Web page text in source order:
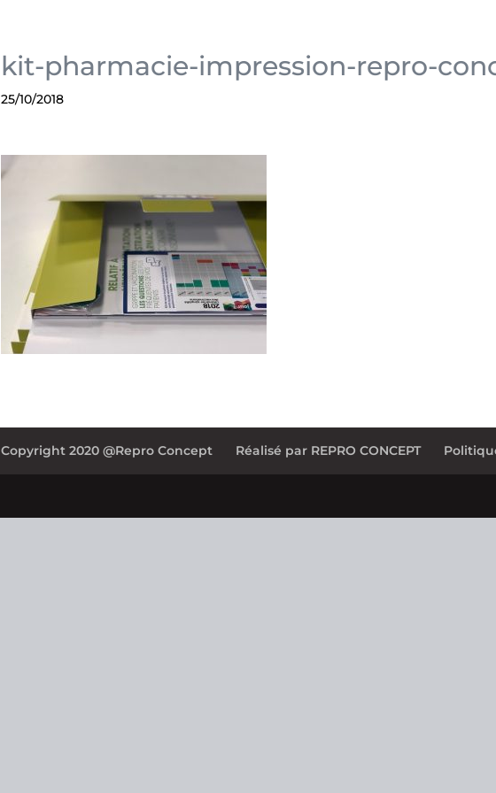
kit-pharmacie-impression-repro-
25/10/2018
Copyright 2020 @Repro Concept Réalisé par REPRO CONCEPT